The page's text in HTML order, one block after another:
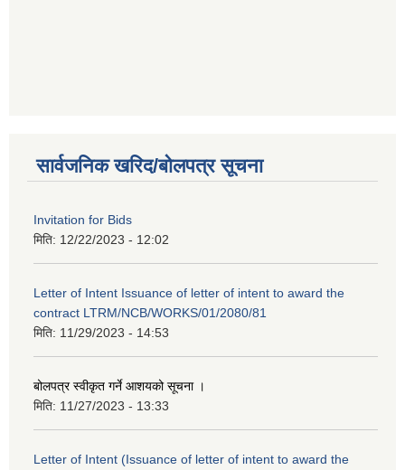
सार्वजनिक खरिद/बोलपत्र सूचना
Invitation for Bids
मिति: 12/22/2023 - 12:02
Letter of Intent Issuance of letter of intent to award the
contract LTRM/NCB/WORKS/01/2080/81
मिति: 11/29/2023 - 14:53
बोलपत्र स्वीकृत गर्ने आशयको सूचना ।
मिति: 11/27/2023 - 13:33
Letter of Intent (Issuance of letter of intent to award the